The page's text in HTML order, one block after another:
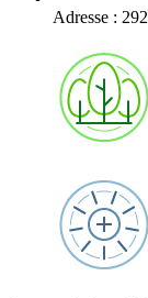
Adresse :